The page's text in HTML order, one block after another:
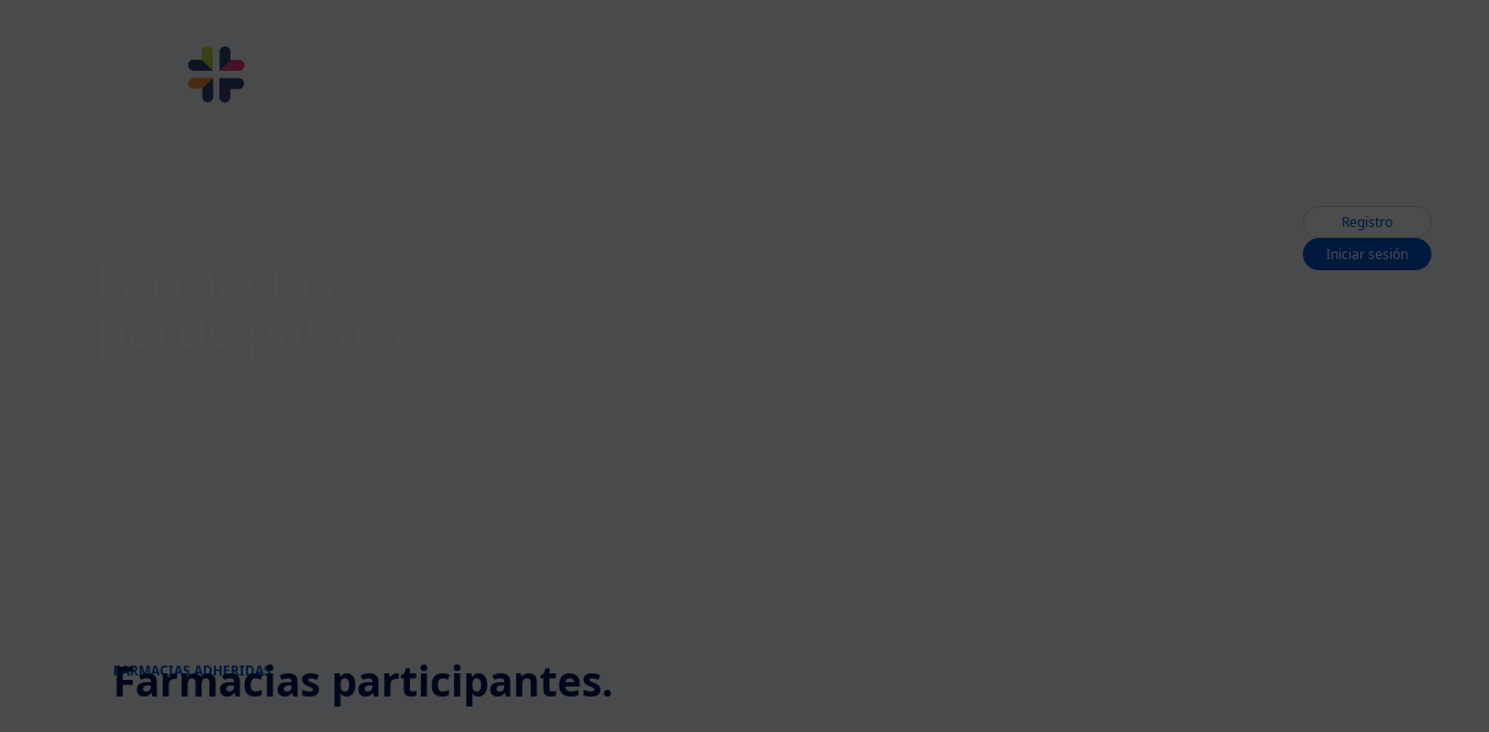
Registro
Iniciar sesión
FARMACIAS ADHERIDAS
Farmacias participantes.